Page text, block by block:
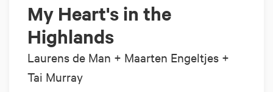
My Heart's in the
Highlands
Laurens de Man + Maarten Engeltjes +
Tai Murray